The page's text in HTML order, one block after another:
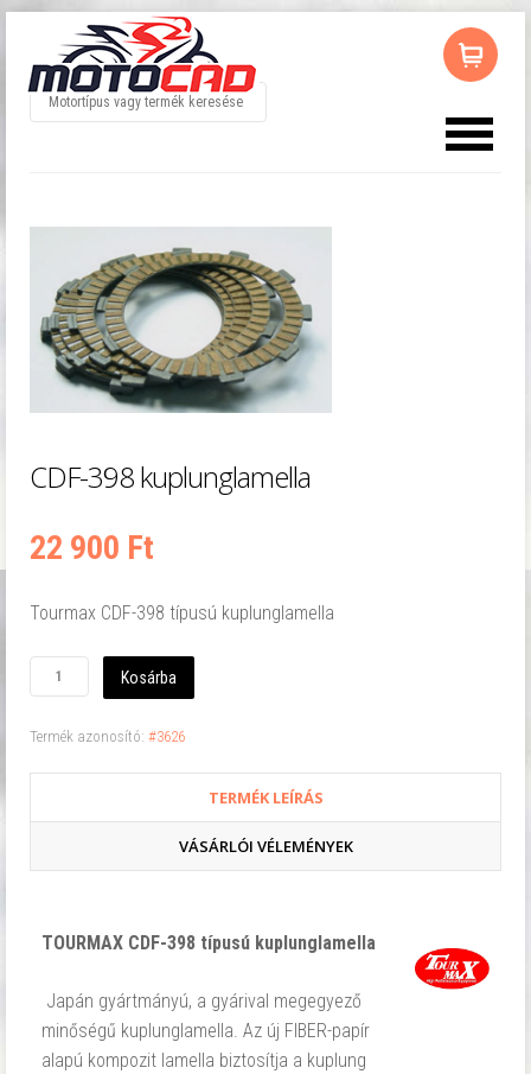
Az ön kosara üres
CDF-398 kuplunglamella
22 900 Ft
Tourmax CDF-398 típusú kuplunglamella
Kosárba
Termék azonosító: #3626
TERMÉK LEÍRÁS
VÁSÁRLÓI VÉLEMÉNYEK
TOURMAX CDF-398 típusú kuplunglamella
Japán gyártmányú, a gyárival megegyező
minőségű kuplunglamella. Az új FIBER-papír
alapú kompozit lamella biztosítja a kuplung